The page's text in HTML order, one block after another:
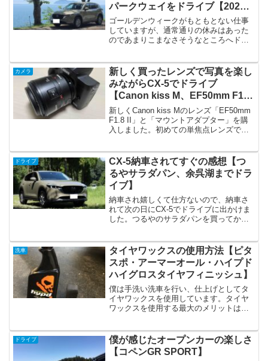
パークウェイをドライブ【2024
年4月、ゴールデンウィーク】
ゴールデンウィークがもともとない仕事
していますが、通常通りの休みはあった
のであまりこまなさそうなところへドラ
を通ってきたドライブです。天気が良く
葉桜や琵琶湖、伊吹山の景...
カメラ
新しく買ったレンズで写真を楽し
みながらCX-5でドライブ
【Canon kiss M、EF50mm F1.8
II】
新しくCanon kiss Mのレンズ「EF50mm
F1.8 II」と「マウントアダプター」を購
入しました。初めての単焦点レンズで写
や自分が移動して上野を決めるの...
ドライブ
CX-5納車されてすぐの感想【つ
るやサラダパン、余呉湖までドラ
イブ】
納車され嬉しくて仕方ないので、納車さ
れて次の日にCX-5でドライブに出かけま
した。つるやのサラダパンを買ってか
ての感想は以下の通りです。運転しやす
い乗り心地がいい見...
洗車
タイヤワックスの使用方法【ピタ
スポ・アーマーオール・ハイプド
ハイグロスタイヤフィニッシュ】
僕は手洗い洗車を行い、仕上げとしてタ
イヤワックスを使用しています。タイヤ
ワックスを使用する最大のメリットはタ
す。作業手順は以下の２つだけです。ス
ポンジにタイヤワックスを...
ドライブ
僕が感じたオープンカーの楽しさ
【コペンGR SPORT】